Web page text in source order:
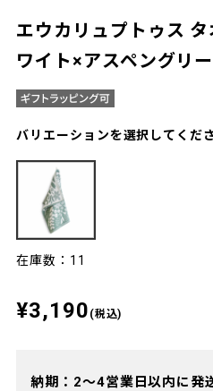
エウカリュプトゥス
ワイト×アスペングリ
バリエーションを選択してくだ
在庫数：11
¥3,190 (税込)
納期：2～4営業日以内に発